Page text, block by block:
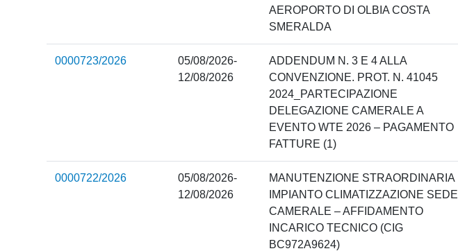
AEROPORTO DI OLBIA COSTA
SMERALDA
0000723/2026
05/08/2026-
12/08/2026
ADDENDUM N. 3 E 4 ALLA
CONVENZIONE. PROT. N. 41045
2024_PARTECIPAZIONE
DELEGAZIONE CAMERALE A
EVENTO WTE 2026 – PAGAMENTO
FATTURE (1)
0000722/2026
05/08/2026-
12/08/2026
MANUTENZIONE STRAORDINARIA
IMPIANTO CLIMATIZZAZIONE SEDE
CAMERALE – AFFIDAMENTO
INCARICO TECNICO (CIG
BC972A9624)